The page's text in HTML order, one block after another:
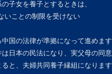
子女を養子とするときは、
いことの制限を受けない
国の法律が準拠になって進めま
日本の民法になり、実父母の同
と、夫婦共同養子縁組になりま